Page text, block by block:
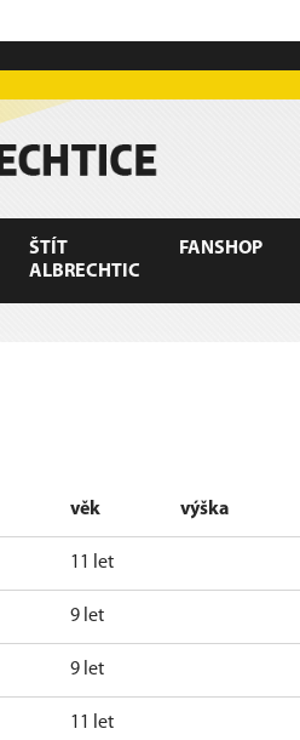
ŠTÍT
ALBRECHTIC
FANSHOP
věk výška
11 let
9 let
9 let
11 let